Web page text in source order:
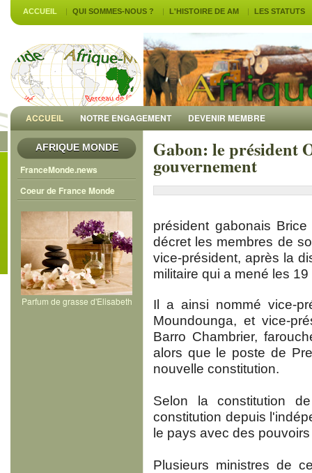
ACCUEIL QUI SOMMES-NOUS ? L'HISTOIRE DE AM LES STATUTS
ACCUEIL NOTRE ENGAGEMENT DEVENIR MEMBRE
AFRIQUE MONDE
FranceMonde.news
Coeur de France Monde
Parfum de grasse d'Elisabeth
Gabon: le président
gouvernement
président gabonais
décret les membres de
vice-président, après la
militaire qui a mené les
Il a ainsi nommé vice-
Moundounga, et vice-
Barro Chambrier,
alors que le poste de
nouvelle constitution.
Selon la constitution
constitution depuis
le pays avec des
Plusieurs ministres de